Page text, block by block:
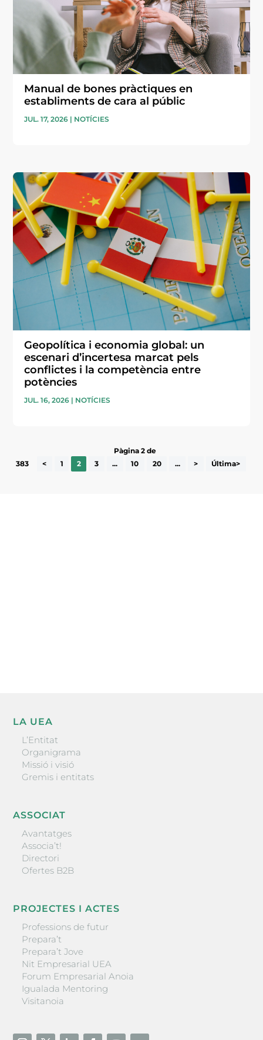
Manual de bones pràctiques en
establiments de cara al públic
JUL. 17, 2026 | NOTÍCIES
Geopolítica i economia global: un
escenari d’incertesa marcat pels
conflictes i la competència entre
potències
JUL. 16, 2026 | NOTÍCIES
Pàgina 2 de
383
< 1 2 3 ... 10 20 ... > Última>
LA UEA
L’Entitat
Organigrama
Missió i visió
Gremis i entitats
ASSOCIAT
Avantatges
Associa’t!
Directori
Ofertes B2B
PROJECTES I ACTES
Professions de futur
Prepara’t
Prepara’t Jove
Nit Empresarial UEA
Forum Empresarial Anoia
Igualada Mentoring
Visitanoia